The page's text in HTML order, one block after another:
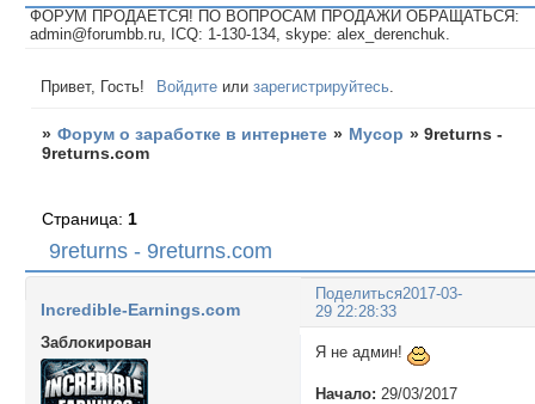
ФОРУМ ПРОДАЕТСЯ! ПО ВОПРОСАМ ПРОДАЖИ ОБРАЩАТЬСЯ:
admin@forumbb.ru, ICQ: 1-130-134, skype: alex_derenchuk.
Привет, Гость! Войдите илизарегистрируйтесь
» Форум о заработке в интернете » Мусор »9returns -
9returns.com
9returns - 9returns.com
Страница: 1
Поделиться2017-03-
29 22:28:33
Incredible-Earnings.com
Заблокирован
Я не админ!
Начало: 29/03/2017